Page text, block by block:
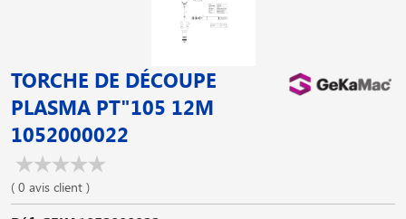
TORCHE DE DÉCOUPE
PLASMA PT"105 12M
1052000022
( 0 avis client )